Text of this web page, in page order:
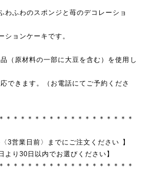
わふわのスポンジと苺のデコレーショ
ションケーキです。
（原材料の一部に大豆を含む）を使用し
できます。（お電話にてご予約くださ
＊＊＊＊＊＊＊＊＊＊＊＊＊＊＊＊＊＊
3営業日前〉までにご注文ください 】
より30日以内でお選びください】
＊＊＊＊＊＊＊＊＊＊＊＊＊＊＊＊＊＊